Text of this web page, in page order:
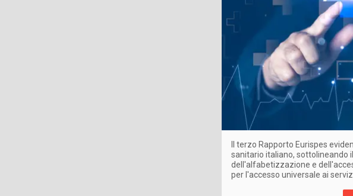
Il terzo Rapporto Eurispes
sanitario italiano, sottolineando
dell'alfabetizzazione e
per l'accesso universale ai